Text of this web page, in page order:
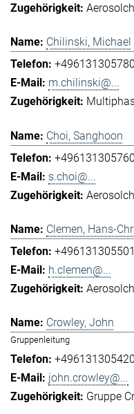
Chilinski, Michael
m.chilinski@...
Choi, Sanghoon
s.choi@...
Clemen, Hans-
h.clemen@...
Crowley, John
Gruppenleitung
john.crowley@...
Gruppe